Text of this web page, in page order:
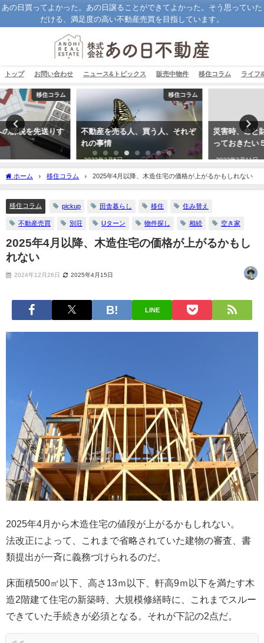
あの日買ってよかった。あの日譲ることができてよかった。そう思っていた
だける、満足度の高い不動産売買を目指しています。
トップ お問い合わせ ニュース&トピックス 販売中物件 移住コラム ライフ
不動産を売る人、買う人、それぞ
れの事情
2023年3月5日
災害時、命と財産を守るために知
っておきたい５か条
2023年3月11日
ホーム 移住コラム 2025年4月以降、木造住宅の価格が上がるかもしれない
移住コラム pickup 田舎暮らし 移住 住み替え
不動産売買 別荘 Uターン 物件探し 相続 空き家
2025年4月以降、木造住宅の価格が上がるかもし
れない
2024年12月26日 2025年4月15日
LINE
2025年4月から木造住宅の値段が上がるかもしれない。
法改正によって、これまで省略されていた建物の審査、書
類提出が一斉に義務づけられるのだ。
床面積500㎡以下、高さ13ｍ以下、軒高9ｍ以下を満たす木
造2階建て住宅の新築時、大規模修繕時に、これまでスルー
できていた手続きが必須となる。それが下記の2点だ。